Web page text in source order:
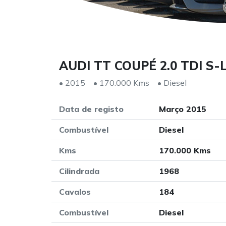
AUDI TT COUPÉ 2.0 TDI S-
• 2015 • 170.000 Kms • Diesel
Data de registo Março 2015
Combustível Diesel
Kms 170.000 Kms
Cilindrada 1968
Cavalos 184
Combustível Diesel